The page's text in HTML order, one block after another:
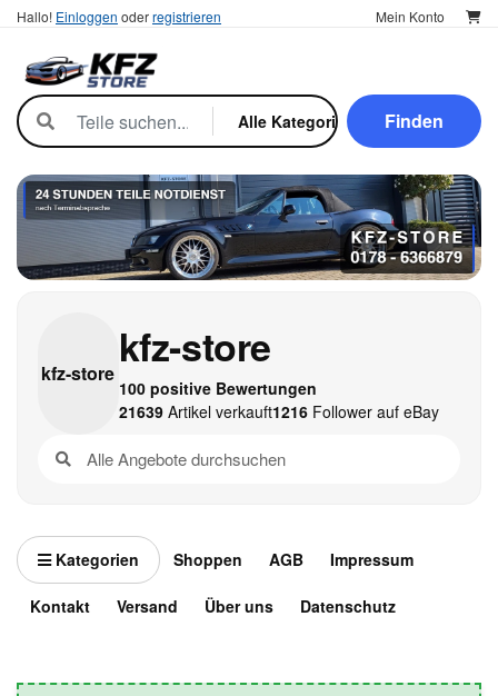
Hallo! Einloggen oderregistrieren Mein Konto
Finden
kfz-store
kfz-store
100 positive Bewertungen
21639Artikel verkauft1216Follower auf eBay
Kategorien Shoppen AGB Impressum
Kontakt Versand Über uns Datenschutz